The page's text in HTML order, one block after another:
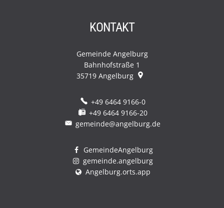
KONTAKT
Gemeinde Angelburg
Bahnhofstraße 1
35719 Angelburg
+49 6464 9166-0
+49 6464 9166-20
gemeinde@angelburg.de
GemeindeAngelburg
gemeinde.angelburg
Angelburg.orts.app